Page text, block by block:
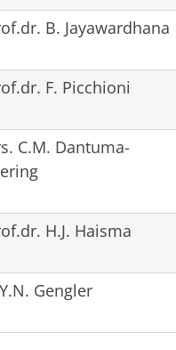
B. Jayawardhana
F. Picchioni
C.M. Dantuma-
H.J. Haisma
Gengler